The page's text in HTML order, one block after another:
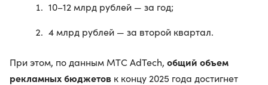
10–12 млрд рублей — за год;
4 млрд рублей — за второй квартал.
При этом, по данным МТС AdTech, общий объем
рекламных бюджетов к концу 2025 года достигнет